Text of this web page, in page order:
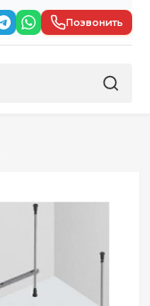
Позвонить